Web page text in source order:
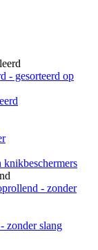
- gesorteerd op
knikbeschermers
- zonder
zonder slang